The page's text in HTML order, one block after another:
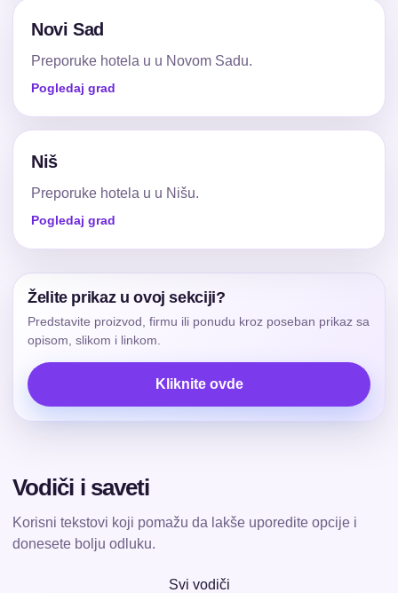
Novi Sad
Preporuke hotela u u Novom Sadu.
Pogledaj grad
Niš
Preporuke hotela u u Nišu.
Pogledaj grad
Želite prikaz u ovoj sekciji?
Predstavite proizvod, firmu ili ponudu kroz poseban prikaz sa
opisom, slikom i linkom.
Kliknite ovde
Vodiči i saveti
Korisni tekstovi koji pomažu da lakše uporedite opcije i
donesete bolju odluku.
Svi vodiči